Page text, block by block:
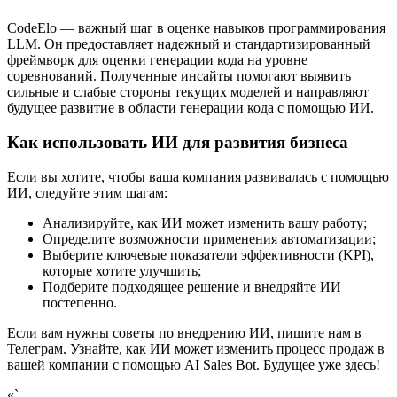
CodeElo — важный шаг в оценке навыков программирования
LLM. Он предоставляет надежный и стандартизированный
фреймворк для оценки генерации кода на уровне
соревнований. Полученные инсайты помогают выявить
сильные и слабые стороны текущих моделей и направляют
будущее развитие в области генерации кода с помощью ИИ.
Как использовать ИИ для развития бизнеса
Если вы хотите, чтобы ваша компания развивалась с помощью
ИИ, следуйте этим шагам:
Анализируйте, как ИИ может изменить вашу работу;
Определите возможности применения автоматизации;
Выберите ключевые показатели эффективности (KPI),
которые хотите улучшить;
Подберите подходящее решение и внедряйте ИИ
постепенно.
Если вам нужны советы по внедрению ИИ, пишите нам в
Телеграм. Узнайте, как ИИ может изменить процесс продаж в
вашей компании с помощью AI Sales Bot. Будущее уже здесь!